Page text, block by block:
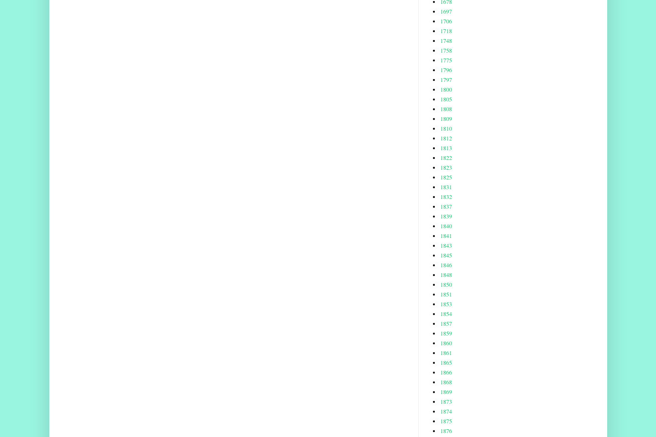
1697
1706
1718
1748
1758
1775
1796
1797
1800
1805
1808
1809
1810
1812
1813
1822
1823
1825
1831
1832
1837
1839
1840
1841
1843
1845
1846
1848
1850
1851
1853
1854
1857
1859
1860
1861
1865
1866
1868
1869
1873
1874
1875
1876